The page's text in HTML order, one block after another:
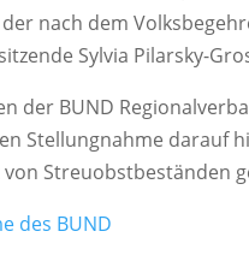
nach dem
Sylvia Pilarsky-
der BUND
Stellungnahme darauf
Streuobstbeständen
des BUND